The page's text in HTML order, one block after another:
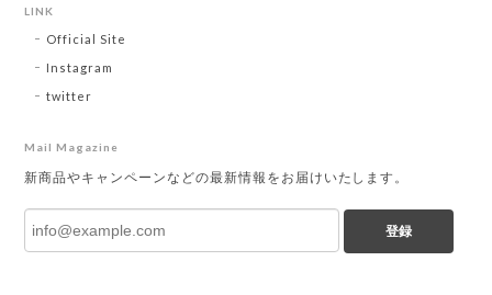
LINK
Official Site
Instagram
twitter
Mail Magazine
新商品やキャンペーンなどの最新情報をお届けいたします。
登録